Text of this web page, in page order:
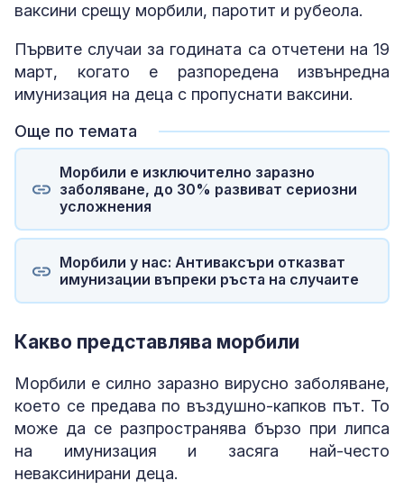
ваксини срещу морбили, паротит и рубеола.
Първите случаи за годината са отчетени на 19
март, когато е разпоредена извънредна
имунизация на деца с пропуснати ваксини.
Още по темата
Морбили е изключително заразно
заболяване, до 30% развиват сериозни
усложнения
Морбили у нас: Антиваксъри отказват
имунизации въпреки ръста на случаите
Какво представлява морбили
Морбили е силно заразно вирусно заболяване,
което се предава по въздушно-капков път. То
може да се разпространява бързо при липса
на имунизация и засяга най-често
неваксинирани деца.